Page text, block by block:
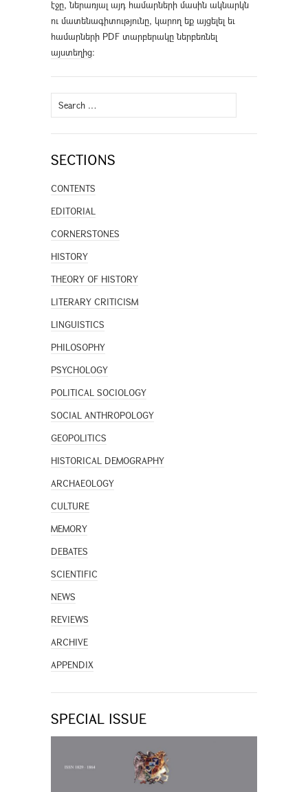
էջը, ներառյալ այդ համարների մասին ակնարկն
ու մատենագիտությունը, կարող եք այցելել եւ
համարների PDF տարբերակը ներբեռնել
այստեղից։
Search
for:
SECTIONS
CONTENTS
EDITORIAL
CORNERSTONES
HISTORY
THEORY OF HISTORY
LITERARY CRITICISM
LINGUISTICS
PHILOSOPHY
PSYCHOLOGY
POLITICAL SOCIOLOGY
SOCIAL ANTHROPOLOGY
GEOPOLITICS
HISTORICAL DEMOGRAPHY
ARCHAEOLOGY
CULTURE
MEMORY
DEBATES
SCIENTIFIC
NEWS
REVIEWS
ARCHIVE
APPENDIX
SPECIAL ISSUE